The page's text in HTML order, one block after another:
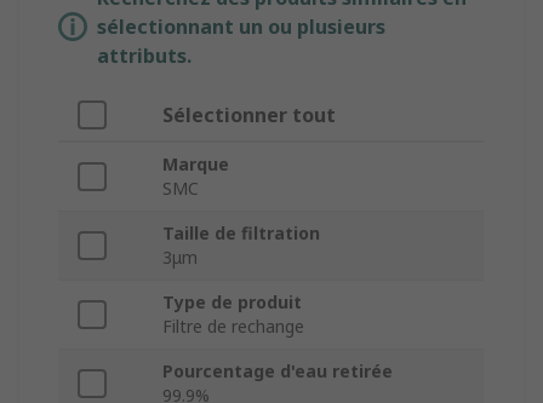
sélectionnant un ou plusieurs
attributs.
Sélectionner tout
Marque
SMC
Taille de filtration
3μm
Type de produit
Filtre de rechange
Pourcentage d'eau retirée
99.9%